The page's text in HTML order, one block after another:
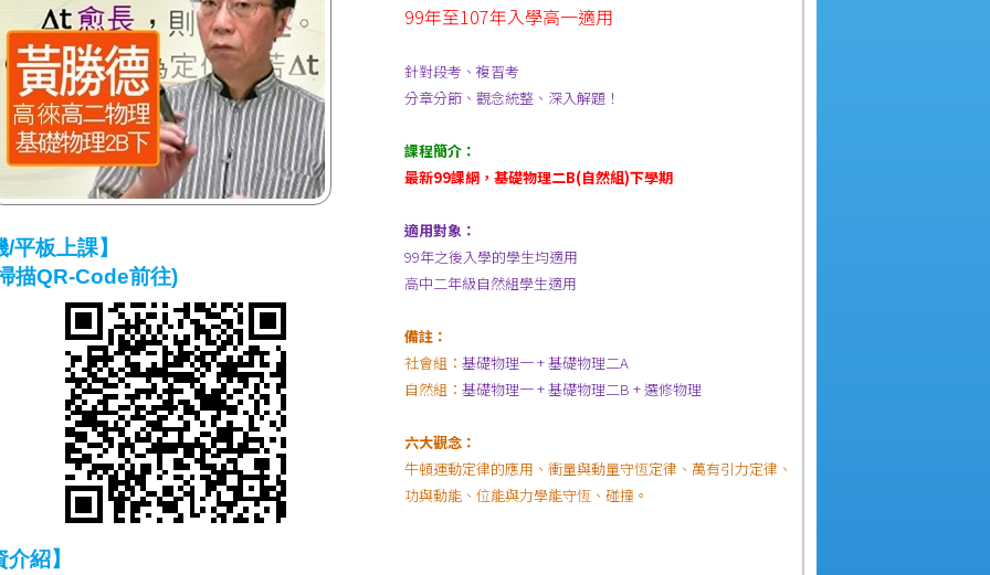
平板上課】
描QR-Code前往)
紹】
99年至107年入學高一適用
針對段考、複習考
分章分節、觀念統整、深入解題！
課程簡介：
最新99課綱，基礎物理二B(自然組)下學期
適用對象：
99年之後入學的學生均適用
高中二年級自然組學生適用
備註：
社會組：基礎物理一 + 基礎物理二A
自然組：基礎物理一 + 基礎物理二B + 選修物理
六大觀念：
牛頓運動定律的應用、衝量與動量守恆定律、萬有引力定律、
功與動能、位能與力學能守恆、碰撞。